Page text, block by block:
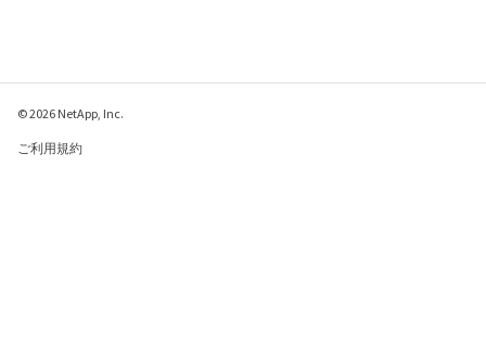
© 2026 NetApp, Inc.
ご利用規約